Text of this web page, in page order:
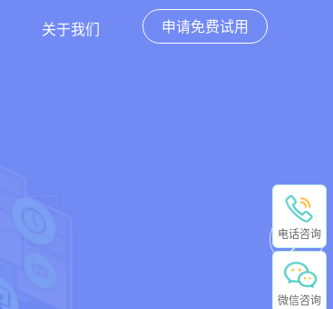
关于我们 申请免费试用
电话咨询
微信咨询